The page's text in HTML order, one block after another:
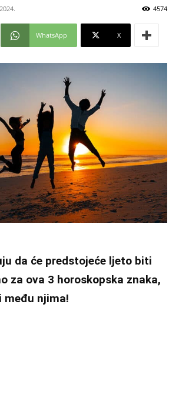
4574
WhatsApp X
da će predstojeće ljeto biti
za ova 3 horoskopska znaka,
njima!